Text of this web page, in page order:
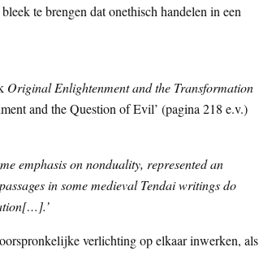
te brengen dat onethisch handelen in een
Original Enlightenment and the Transformation
and the Question of Evil’ (pagina 218 e.v.)
emphasis on nonduality, represented an
in some medieval Tendai writings do
verlichting op elkaar inwerken, als